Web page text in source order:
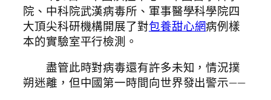
院、中科院武漢病毒所、軍事醫學科學院四
大頂尖科研機構開展了對包養甜心網病例樣
本的實驗室平行檢測。
盡管此時對病毒還有許多未知，情況撲
朔迷離，但中國第一時間向世界發出警示——